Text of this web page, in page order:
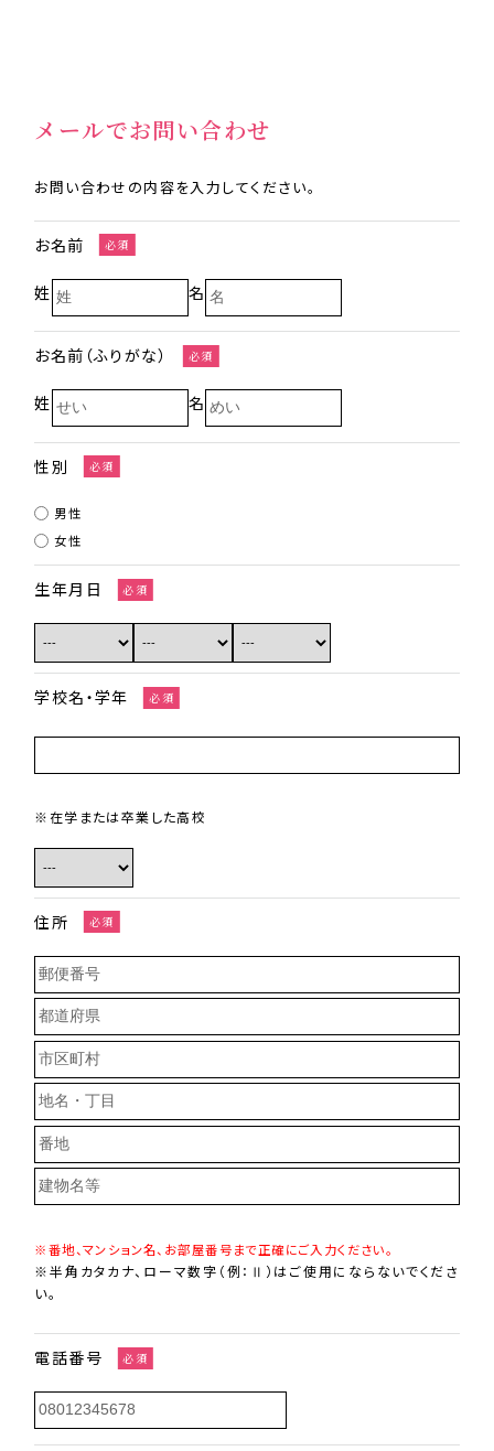
メールでお問い合わせ
お問い合わせの内容を入力してください。
お名前 必須
姓 名
お名前（ふりがな） 必須
姓 名
性別 必須
男性
女性
生年月日 必須
学校名・学年 必須
※在学または卒業した高校
住所 必須
※番地、マンション名、お部屋番号まで正確にご入力ください。
※半角カタカナ、ローマ数字（例：Ⅱ）はご使用にならないでくださ
い。
電話番号 必須